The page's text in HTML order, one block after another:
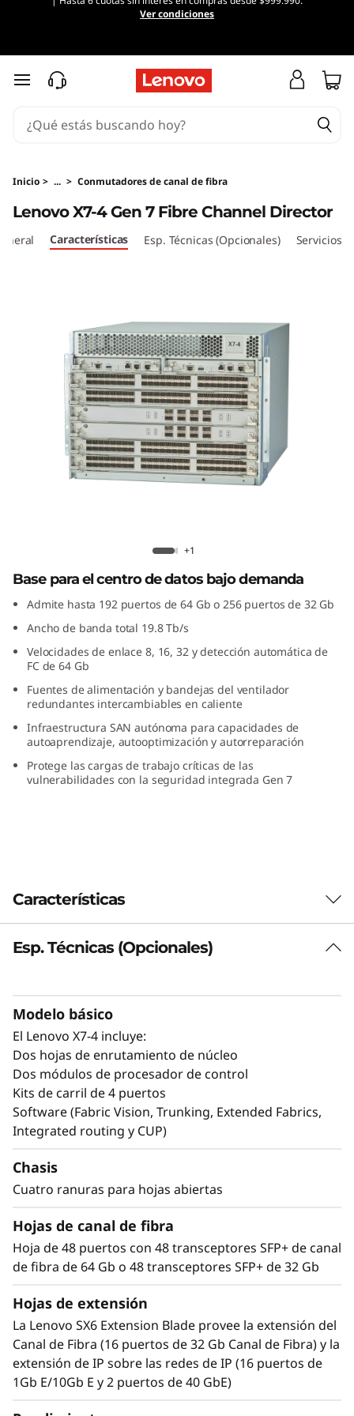
e
n
o
X
7
e
C
h
a
n
D
i
e
o
Ver condiciones
Ir al contenido principal
Inicio > ... > Conmutadores de canal de fibra
Lenovo X7-4 Gen 7 Fibre Channel
Director
Lenovo X7-4 Gen 7 Fibre Channel Director
Características Esp. Técnicas (Opcionales) Servicios
+1
Base para el centro de datos bajo demanda
Admite hasta 192 puertos de 64 Gb o 256 puertos de 32 Gb
Ancho de banda total 19.8 Tb/s
Velocidades de enlace 8, 16, 32 y detección automática de
FC de 64 Gb
Fuentes de alimentación y bandejas del ventilador
redundantes intercambiables en caliente
Infraestructura SAN autónoma para capacidades de
autoaprendizaje, autooptimización y autorreparación
Protege las cargas de trabajo críticas de las
vulnerabilidades con la seguridad integrada Gen 7
Características
Diseñado específicamente para empresas
grandes entornos empresariales que
requieran mayor capacidad, mayor
rendimiento y niveles de resiliencia más
elevados. Además, incrementa la agilidad con
conectividad concurrente de Canal de Fibra,
NVMe, FICON, o FCIP. Las empresas pueden
confiar en sus tres generaciones de
compatibilidad con versiones anteriores,
factor de forma 8U y seguridad integrada Gen
Gen 7 FC líder del sector con mayor
rendimiento, hasta 15,5 Tb/s de ancho de
banda en el chasis, un rendimiento
respuesta de las aplicaciones con gran
volumen de datos y mejores acuerdos de nivel
de servicio (SLA). Puede gestionar fácilmente
cargas de trabajo de alta transacción con una
latencia de red 50 % menor, y puede
Esp. Técnicas (Opcionales)
Modelo básico
El Lenovo X7-4 incluye:
Dos hojas de enrutamiento de núcleo
Dos módulos de procesador de control
Kits de carril de 4 puertos
Software (Fabric Vision, Trunking, Extended Fabrics,
Integrated routing y CUP)
Chasis
Cuatro ranuras para hojas abiertas
Hojas de canal de fibra
Hoja de 48 puertos con 48 transceptores SFP+ de canal
de fibra de 64 Gb o 48 transceptores SFP+ de 32 Gb
Hojas de extensión
La Lenovo SX6 Extension Blade provee la extensión del
Canal de Fibra (16 puertos de 32 Gb Canal de Fibra) y la
extensión de IP sobre las redes de IP (16 puertos de
1Gb E/10Gb E y 2 puertos de 40 GbE)